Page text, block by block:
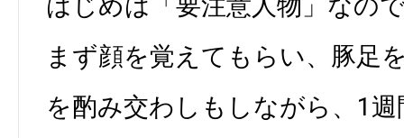
まず顔を覚えてもらい、豚足
を酌み交わしもしながら、1